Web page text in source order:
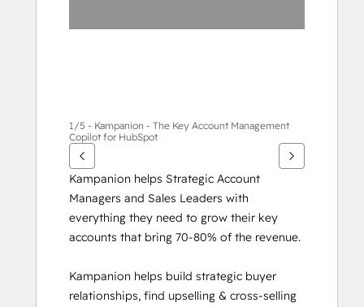
1/5 - Kampanion - The Key Account Management
Copilot for HubSpot
Kampanion helps Strategic Account
Managers and Sales Leaders with
everything they need to grow their key
accounts that bring 70-80% of the revenue.
Kampanion helps build strategic buyer
relationships, find upselling & cross-selling